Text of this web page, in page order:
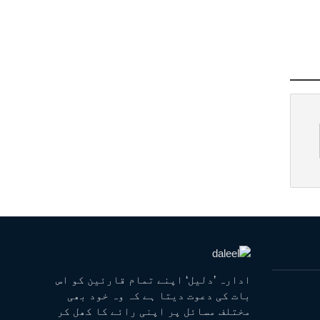
ادارہ ’دلیل‘ اپنے تمام قارئین کو اس
بات کی دعوت دیتا ہے کہ وہ خود بھی
مختلف مسائل پر اپنی رائے کا کھل کر